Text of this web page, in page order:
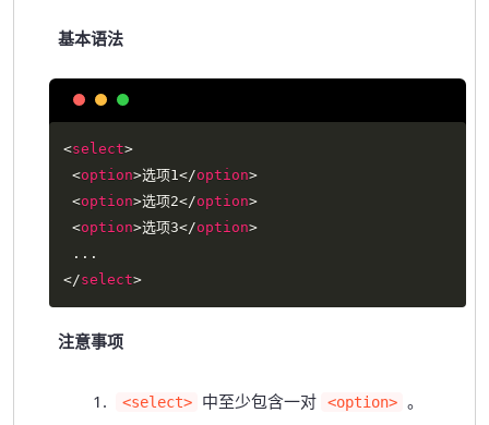
基本语法
<select>
<option>选项1</option>
<option>选项2</option>
<option>选项3</option>
</select>
注意事项
<select> 中至少包含一对 <option> 。